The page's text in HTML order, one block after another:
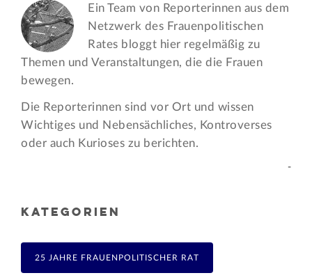
Ein Team von Reporterinnen aus dem
Netzwerk des Frauen­politischen
Rates bloggt hier regelmäßig zu
Themen und Veran­staltungen, die die Frauen
bewegen.
Die Reporterinnen sind vor Ort und wissen
Wichtiges und Nebensächliches, Kontroverses
oder auch Kurioses zu berichten.
-
KATEGORIEN
25 JAHRE FRAUENPOLITISCHER RAT